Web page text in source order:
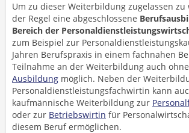
Um zu dieser Weiterbildung zugelassen zu
der Regel eine abgeschlossene
Bereich der
zum Beispiel zur
Jahren Berufspraxis in einem fachnahen
Teilnahme an der Weiterbildung auch
Ausbildung möglich. Neben der
Personaldienstleistungsfachwirtin kann
kaufmännische Weiterbildung zur
oder zur Betriebswirtin für
diesem Beruf ermöglichen.